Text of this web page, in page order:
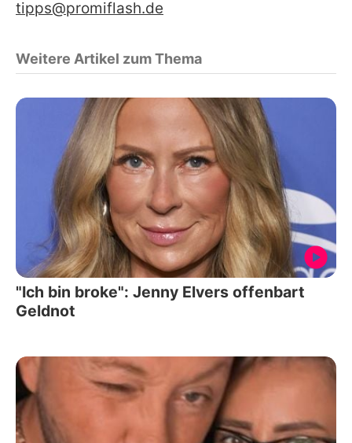
tipps@promiflash.de
Weitere Artikel zum Thema
"Ich bin broke": Jenny Elvers offenbart
Geldnot